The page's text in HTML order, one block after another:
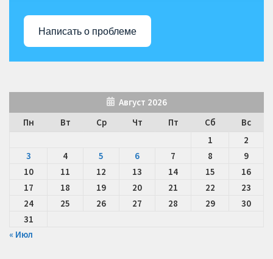
Написать о проблеме
Август 2026
Пн
Вт Ср Чт Пт Сб
Вс
1
2
3
4 5 6 7 8
9
10
11 12 13 14 15
16
17
18 19 20 21 22
23
24
25 26 27 28 29
30
31
« Июл